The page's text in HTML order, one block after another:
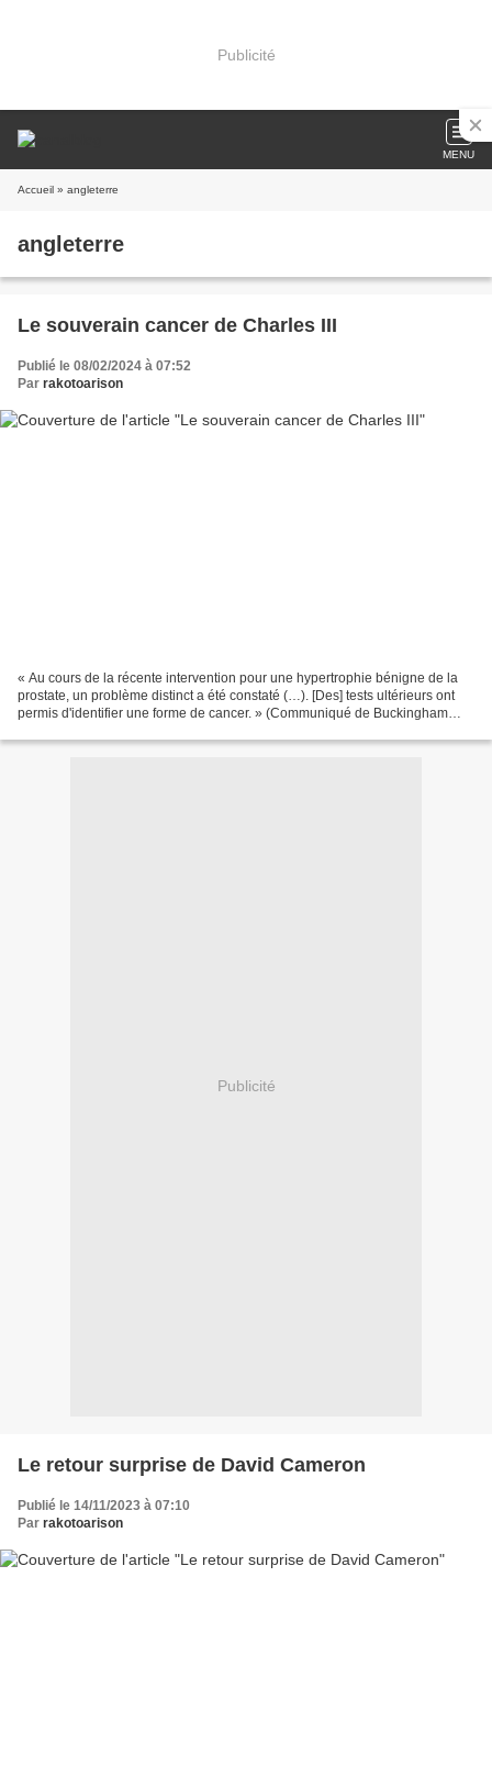
Publicité
MENU
Accueil » angleterre
angleterre
Le souverain cancer de Charles III
Publié le 08/02/2024 à 07:52
Par rakotoarison
« Au cours de la récente intervention pour une hypertrophie bénigne de la
prostate, un problème distinct a été constaté (…). [Des] tests ultérieurs ont
permis d'identifier une forme de cancer. » (Communiqué de Buckingham
Publicité
Le retour surprise de David Cameron
Publié le 14/11/2023 à 07:10
Par rakotoarison